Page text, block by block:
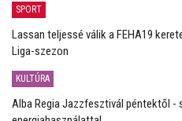
SPORT
Lassan teljessé válik a FEHA19
Liga-szezon
KULTÚRA
Alba Regia Jazzfesztivál péntektől -